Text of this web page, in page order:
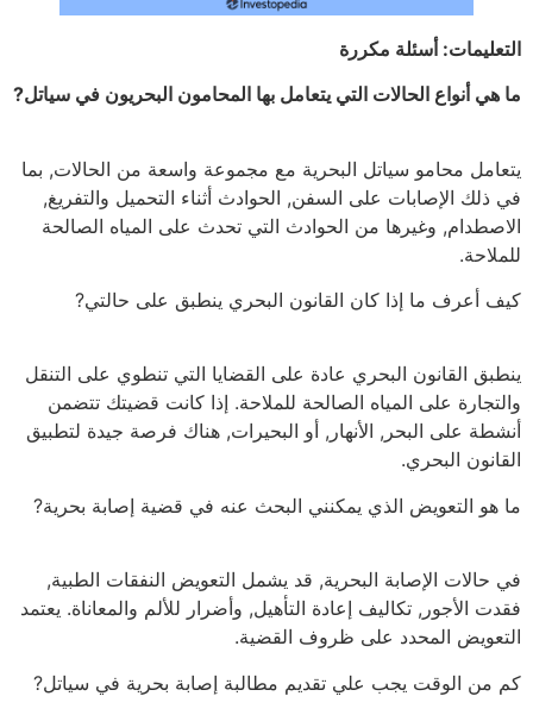
التعليمات: أسئلة مكررة
ما هي أنواع الحالات التي يتعامل بها المحامون البحريون في سياتل?
يتعامل محامو سياتل البحرية مع مجموعة واسعة من الحالات, بما
في ذلك الإصابات على السفن, الحوادث أثناء التحميل والتفريغ,
الاصطدام, وغيرها من الحوادث التي تحدث على المياه الصالحة
للملاحة.
كيف أعرف ما إذا كان القانون البحري ينطبق على حالتي?
ينطبق القانون البحري عادة على القضايا التي تنطوي على التنقل
والتجارة على المياه الصالحة للملاحة. إذا كانت قضيتك تتضمن
أنشطة على البحر, الأنهار, أو البحيرات, هناك فرصة جيدة لتطبيق
القانون البحري.
ما هو التعويض الذي يمكنني البحث عنه في قضية إصابة بحرية?
في حالات الإصابة البحرية, قد يشمل التعويض النفقات الطبية,
فقدت الأجور, تكاليف إعادة التأهيل, وأضرار للألم والمعاناة. يعتمد
التعويض المحدد على ظروف القضية.
كم من الوقت يجب علي تقديم مطالبة إصابة بحرية في سياتل?